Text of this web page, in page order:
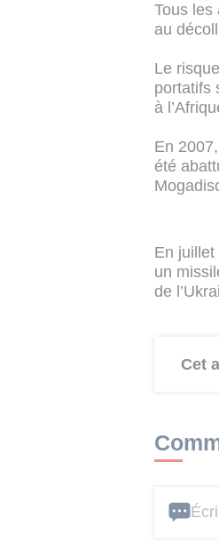
Tous les
au
Le
portatifs
à
En
été
En
un
de
Cet